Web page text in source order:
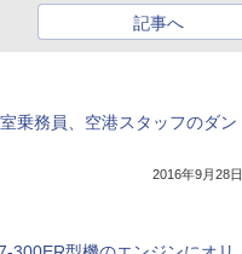
記事へ
乗務員、空港スタッフのダン
2016年9月28日